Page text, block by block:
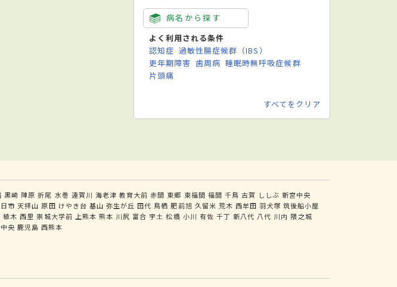
病名から探す
よく利用される条件
認知症 過敏性腸症候群（IBS）
更年期障害 歯周病 睡眠時無呼吸症候群
片頭痛
すべてをクリア
黒崎 陣原 折尾 水巻 遠賀川 海老津 教育大前 赤間 東郷 東福間 福間 千鳥 古賀 ししぶ 新宮中央
市 天拝山 原田 けやき台 基山 弥生が丘 田代 鳥栖 肥前旭 久留米 荒木 西牟田 羽犬塚 筑後船小屋
植木 西里 崇城大学前 上熊本 熊本 川尻 富合 宇土 松橋 小川 有佐 千丁 新八代 八代 川内 隈之城
央 鹿児島 西熊本